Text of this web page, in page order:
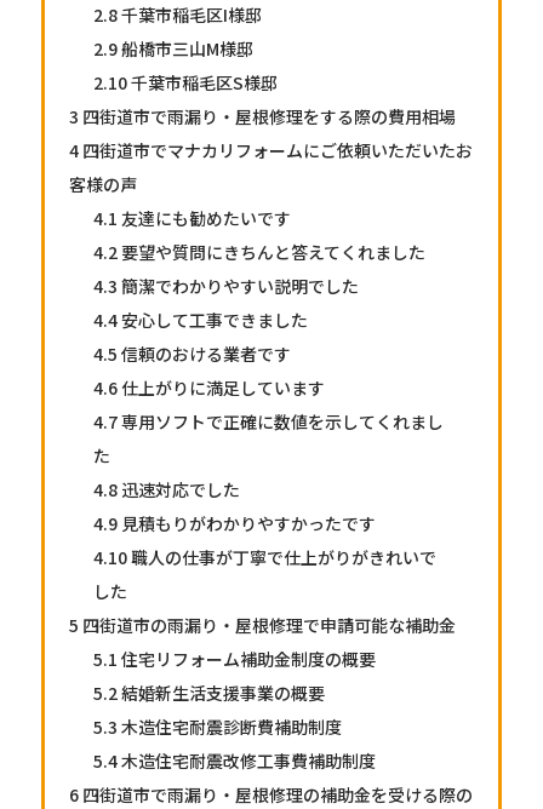
2.8千葉市稲毛区I様邸
2.9船橋市三山M様邸
2.10千葉市稲毛区S様邸
3 四街道市で雨漏り・屋根修理をする際の費用相場
4 四街道市でマナカリフォームにご依頼いただいたお
客様の声
4.1 友達にも勧めたいです
4.2 要望や質問にきちんと答えてくれました
4.3 簡潔でわかりやすい説明でした
4.4安心して工事できました
4.5 信頼のおける業者です
4.6 仕上がりに満足しています
4.7専用ソフトで正確に数値を示してくれまし
た
4.8 迅速対応でした
4.9 見積もりがわかりやすかったです
4.10職人の仕事が丁寧で仕上がりがきれいで
した
5 四街道市の雨漏り・屋根修理で申請可能な補助金
5.1 住宅リフォーム補助金制度の概要
5.2結婚新生活支援事業の概要
5.3 木造住宅耐震診断費補助制度
5.4木造住宅耐震改修工事費補助制度
6 四街道市で雨漏り・屋根修理の補助金を受ける際の